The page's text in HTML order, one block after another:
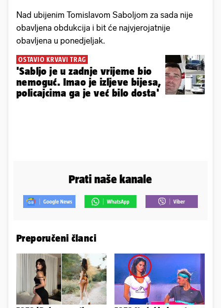
Nad ubijenim Tomislavom Saboljom za sada nije
obavljena obdukcija i bit će najvjerojatnije
obavljena u ponedjeljak.
OSTAVIO KRVAVI TRAG
'Sabljo je u zadnje vrijeme bio
nemoguć. Imao je izljeve bijesa,
policajcima ga je već bilo dosta'
Prati naše kanale
Preporučeni članci